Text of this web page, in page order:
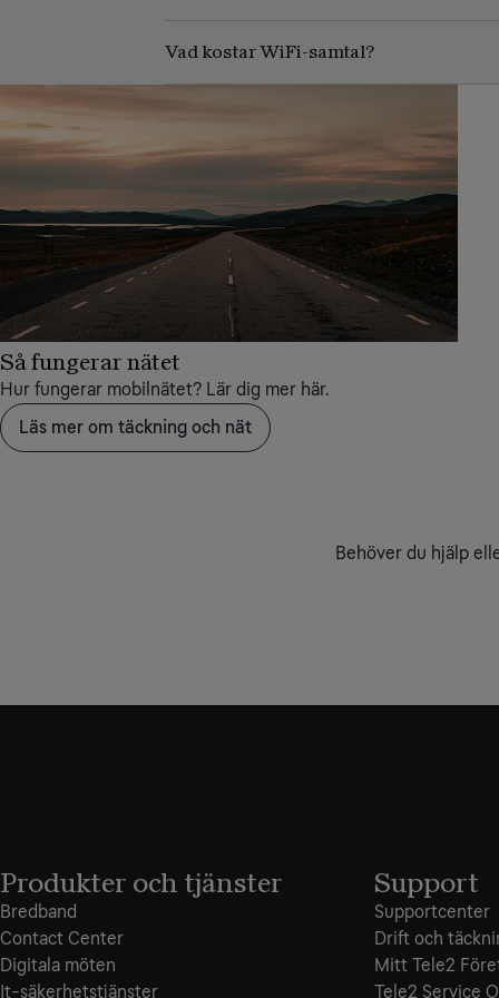
Vad kostar WiFi-samtal?
Så fungerar nätet
Hur fungerar mobilnätet? Lär dig mer här.
Läs mer om täckning och nät
Behöver du hjälp
Produkter och tjänster
Bredband
Contact Center
Digitala möten
It-säkerhetstjänster
Support
Supportcenter
Drift och
Mitt Tele2
Tele2 Service